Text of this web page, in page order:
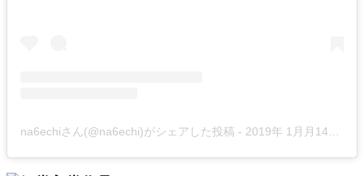
na6echiさん(@na6echi)がシェアした投稿 - 2019年 1月月14日午前4時48分PST